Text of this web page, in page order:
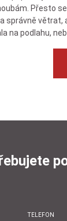
Přesto
správně
na podlahu,
TELEFON